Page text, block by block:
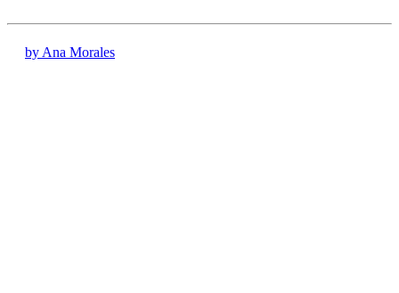
by Ana Morales